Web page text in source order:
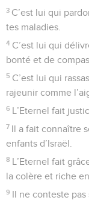
3 C’est lui qui
tes maladies.
4 C’est lui qui
bonté et de
5 C’est lui qui
rajeunir comme
6 L’Eternel fait
7 Il a fait connaître
enfants d’Israël.
8 L’Eternel fait
la colère et riche
9 Il ne conteste